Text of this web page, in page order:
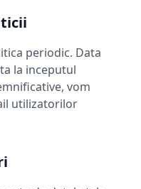
periodic. Data
la inceputul
vom
utilizatorilor